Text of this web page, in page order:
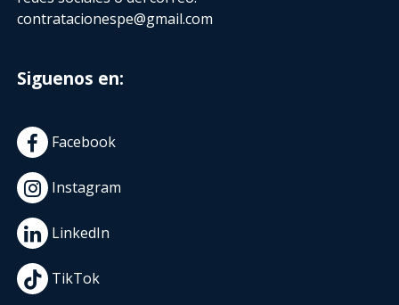
contratacionespe@gmail.com
Siguenos en:
Facebook
Instagram
LinkedIn
TikTok